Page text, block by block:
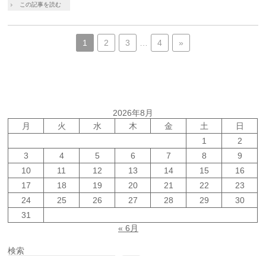
この記事を読む
1 2 3 4 »
2026年8月
月
火 水 木 金 土
日
1
2
3
4 5 6 7 8
9
10
11 12 13 14 15
16
17
18 19 20 21 22
23
24
25 26 27 28 29
30
31
« 6月
検索